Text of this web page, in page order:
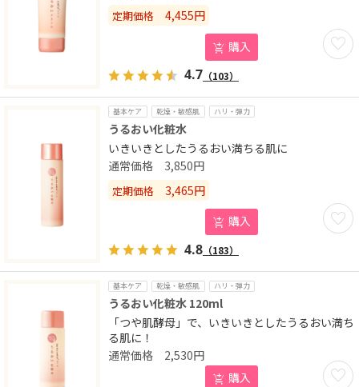
お気
定期価格 4,455円
購入
4.7 （103）
基本ケア 乾燥・敏感肌 ハリ・弾力
うるおい化粧水
いきいきとしたうるおい満ちる肌に
お気
3,850円
定期価格 3,465円
購入
4.8 （183）
基本ケア 乾燥・敏感肌 ハリ・弾力
うるおい化粧水 120ml
「つや肌酵母」で、いきいきとしたうるおい満ち
る肌に！
お気
2,530円
購入